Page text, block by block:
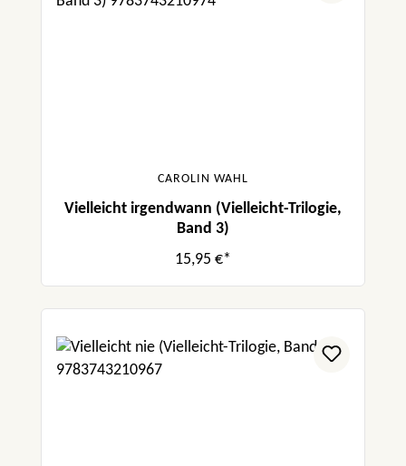
CAROLIN WAHL
Vielleicht irgendwann (Vielleicht-Trilogie,
Band 3)
15,95 €*